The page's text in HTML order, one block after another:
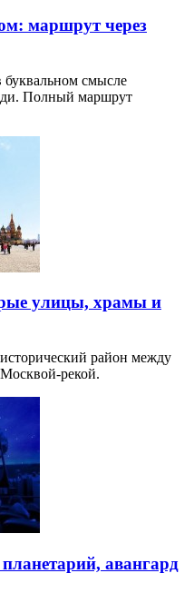
маршрут через
буквальном смысле
Полный маршрут
улицы, храмы и
район между
рекой.
авангард